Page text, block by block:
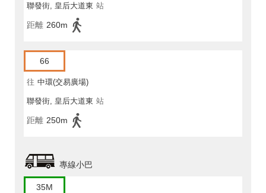
聯發街, 皇后大道東 站
距離 260m
66
往 中環(交易廣場)
聯發街, 皇后大道東 站
距離 250m
專線小巴
35M